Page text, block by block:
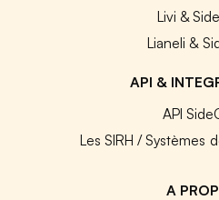
Livi &
Lianeli &
API &
API
Les SIRH / Systèmes
A